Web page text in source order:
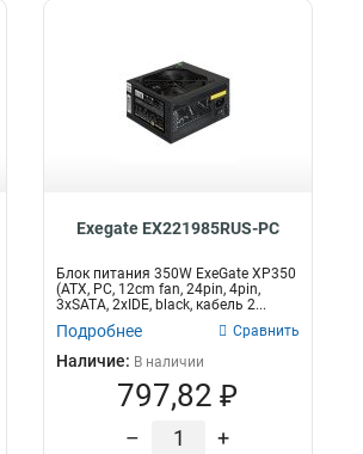
Exegate EX221985RUS-PC
Блок питания 350W ExeGate XP350
(ATX, PC, 12cm fan, 24pin, 4pin,
3xSATA, 2xIDE, black, кабель 2...
Подробнее Сравнить
Наличие: В наличии
797,82 ₽
– +